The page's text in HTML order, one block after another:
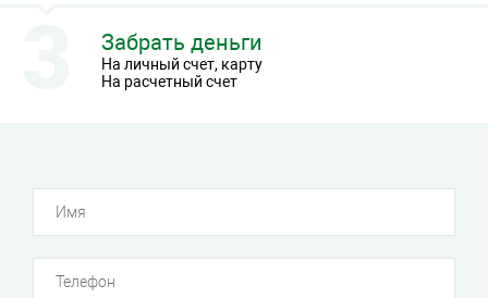
На личный счет, карту
На расчетный счет
Забрать деньги